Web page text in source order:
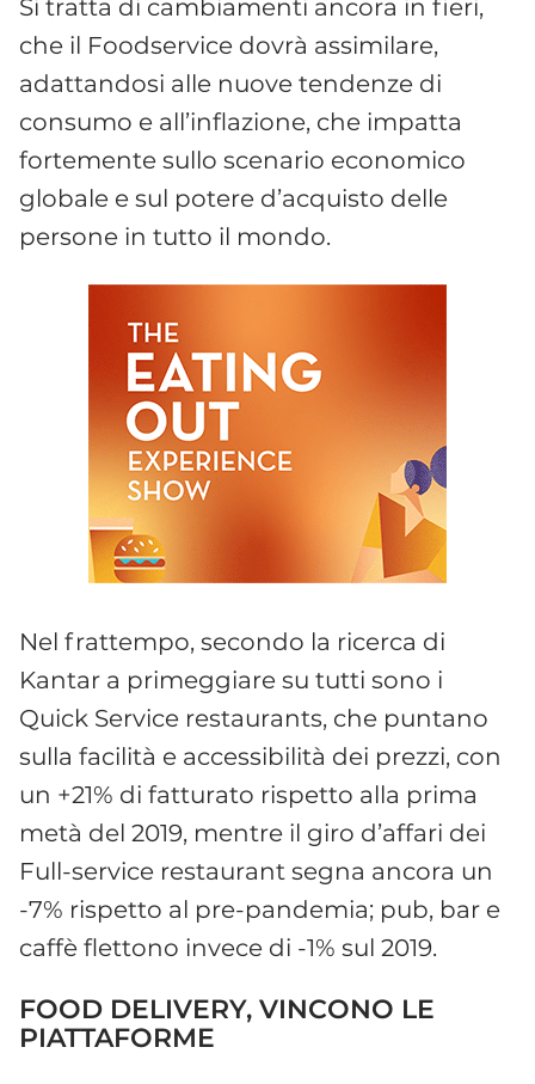
Si tratta di cambiamenti ancora in fieri,
che il Foodservice dovrà assimilare,
adattandosi alle nuove tendenze di
consumo e all’inflazione, che impatta
fortemente sullo scenario economico
globale e sul potere d’acquisto delle
persone in tutto il mondo.
Nel frattempo, secondo la ricerca di
Kantar a primeggiare su tutti sono i
Quick Service restaurants, che puntano
sulla facilità e accessibilità dei prezzi, con
un +21% di fatturato rispetto alla prima
metà del 2019, mentre il giro d’affari dei
Full-service restaurant segna ancora un
-7% rispetto al pre-pandemia; pub, bar e
caffè flettono invece di -1% sul 2019.
FOOD DELIVERY, VINCONO LE
PIATTAFORME